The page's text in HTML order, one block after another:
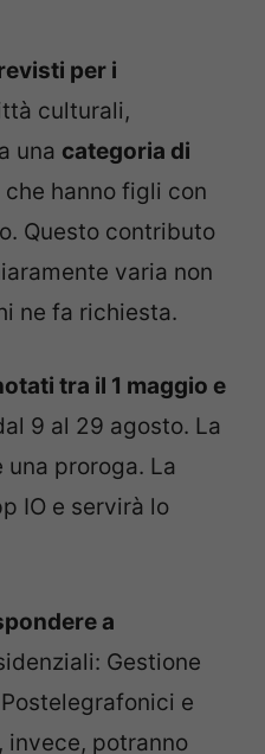
per i
culturali,
una categoria di
che hanno figli con
Questo contributo
varia non
ne fa richiesta.
tra il 1 maggio e
9 al 29 agosto. La
proroga. La
IO e servirà lo
a
Gestione
e
invece, potranno